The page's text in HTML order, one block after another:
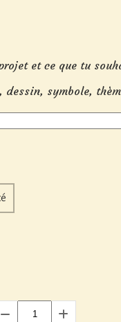
et ce que tu
dessin, symbole,